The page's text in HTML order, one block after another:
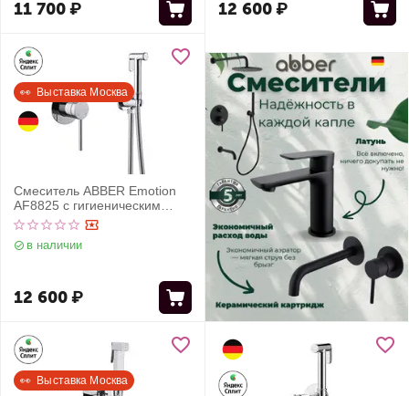
11 700₽ 12 600₽
👀  Выставка Москва
Смеситель ABBER Emotion
AF8825 с гигиеническим
душем, хром
в наличии
12 600₽
👀  Выставка Москва